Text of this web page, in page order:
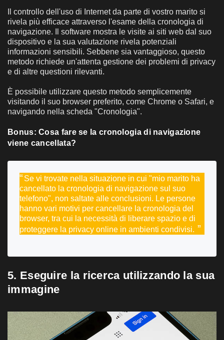
Il controllo dell'uso di Internet da parte di vostro marito si
rivela più efficace attraverso l'esame della cronologia di
navigazione. Il software mostra le visite ai siti web dal suo
dispositivo e la sua valutazione rivela potenziali
informazioni sensibili. Sebbene sia vantaggioso, questo
metodo richiede un'attenta gestione dei problemi di privacy
e di altre questioni rilevanti.
È possibile utilizzare questo metodo semplicemente
visitando il suo browser preferito, come Chrome o Safari, e
navigando nella scheda "Cronologia".
Bonus: Cosa fare se la cronologia di navigazione
viene cancellata?
Se vi trovate nella situazione in cui "mio marito ha
cancellato la cronologia di navigazione sul suo
telefono", non saltate alle conclusioni. Le persone
hanno vari motivi per cancellare la cronologia del
browser, tra cui la necessità di liberare spazio e di
proteggere la privacy online in ambienti condivisi.
5. Eseguire la ricerca utilizzando la sua
immagine